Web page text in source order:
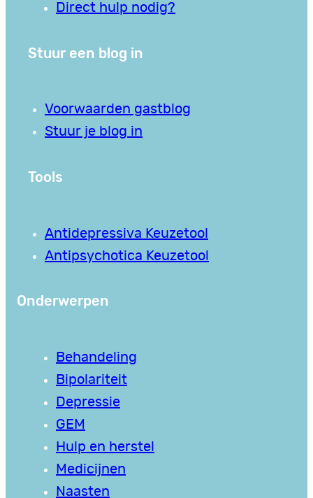
Direct hulp nodig?
Stuur een blog in
Voorwaarden gastblog
Stuur je blog in
Tools
Antidepressiva Keuzetool
Antipsychotica Keuzetool
Onderwerpen
Behandeling
Bipolariteit
Depressie
GEM
Hulp en herstel
Medicijnen
Naasten